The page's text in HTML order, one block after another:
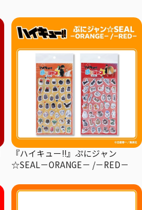
『ハイキュー!!』ぷにジャン
☆SEAL－ORANGE－ /－RED－